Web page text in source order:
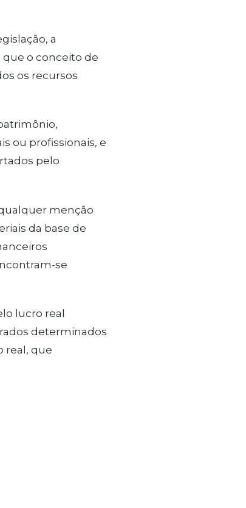
a
o conceito de
os recursos
ou profissionais, e
pelo
menção
da base de
se
lucro real
determinados
real, que